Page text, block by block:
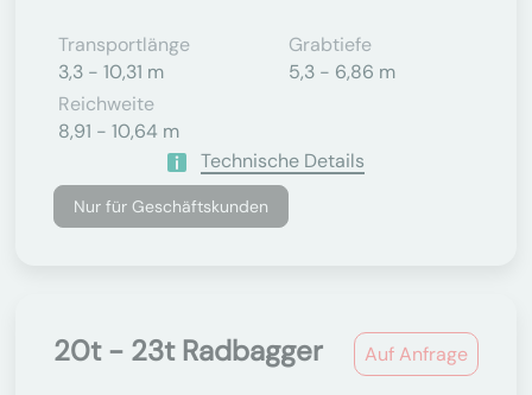
Transportlänge
3,3 - 10,31 m
Grabtiefe
5,3 - 6,86 m
Reichweite
8,91 - 10,64 m
Technische Details
Nur für Geschäftskunden
Auf Anfrage
20t - 23t Radbagger